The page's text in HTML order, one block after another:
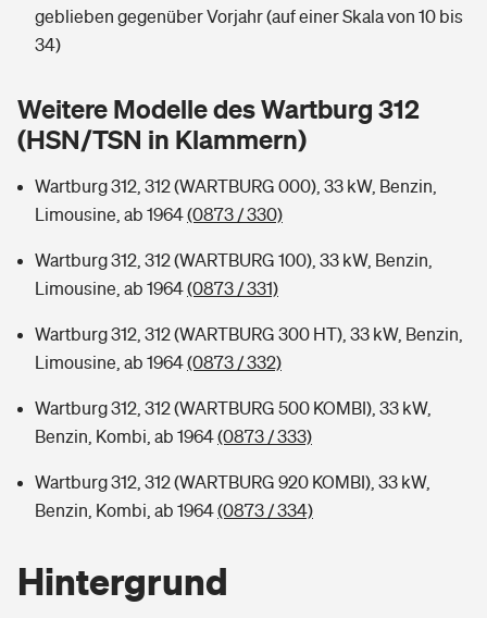
Tools
Hochwasser-Check: Wie gefährdet ist Ihr Haus?
Sie haben Fragen?
Handyversicherung
Private Cyberversicherung
Zur Übersicht
Kinderunfall-Check: Mehr Sicherheit für deine Kids
Typklassen: So ist Ihr Auto eingestuft
Sie haben Fragen?
Wer versichert was: Jetzt Versicherer finden
Rentenrechner: Wie viel Geld bekomme ich im Alter?
geblieben gegenüber Vorjahr (auf einer Skala von 10 bis
34)
Weitere Modelle des Wartburg 312
(HSN/TSN in Klammern)
Wartburg 312, 312 (WARTBURG 000), 33 kW, Benzin,
Limousine, ab 1964(0873 / 330)
Wartburg 312, 312 (WARTBURG 100), 33 kW, Benzin,
Limousine, ab 1964(0873 / 331)
Wartburg 312, 312 (WARTBURG 300 HT), 33 kW, Benzin,
Limousine, ab 1964(0873 / 332)
Wartburg 312, 312 (WARTBURG 500 KOMBI), 33 kW,
Benzin, Kombi, ab 1964(0873 / 333)
Wartburg 312, 312 (WARTBURG 920 KOMBI), 33 kW,
Benzin, Kombi, ab 1964(0873 / 334)
Hintergrund